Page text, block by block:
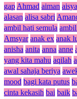
gap Ahmad aiman
alasan alisa sabri
ambil hati semula
Amsyar anak ex anak
anisha anita anna anne
yang kita mahu aqilah
awal sahaja beriya
mood bagi kata putus
cinta kekasih bai baik